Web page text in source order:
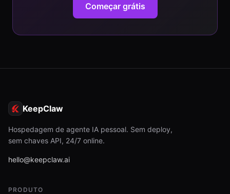
Começar grátis
KeepClaw
Hospedagem de agente IA pessoal. Sem deploy,
sem chaves API, 24/7 online.
hello@keepclaw.ai
PRODUTO